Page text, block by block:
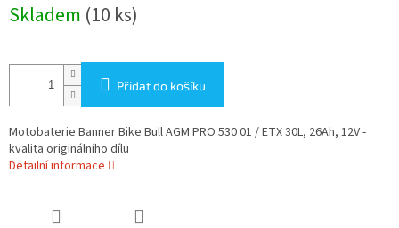
cena:
Skladem (10 ks)
Přidat do košíku
Motobaterie Banner Bike Bull AGM PRO 530 01 / ETX 30L, 26Ah, 12V -
kvalita originálního dílu
Detailní informace